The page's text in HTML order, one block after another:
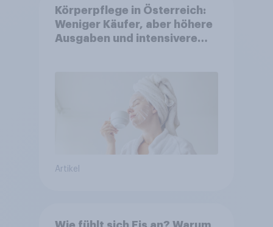
Körperpflege in Österreich:
Weniger Käufer, aber höhere
Ausgaben und intensivere
Artikel